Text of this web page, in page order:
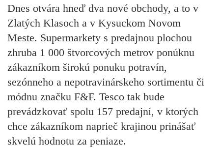
Dnes otvára hneď dva nové obchody, a to v
Zlatých Klasoch a v Kysuckom Novom
Meste. Supermarkety s predajnou plochou
zhruba 1 000 štvorcových metrov ponúknu
zákazníkom širokú ponuku potravín,
sezónneho a nepotravinárskeho sortimentu či
módnu značku F&F. Tesco tak bude
prevádzkovať spolu 157 predajní, v ktorých
chce zákazníkom naprieč krajinou prinášať
skvelú hodnotu za peniaze.